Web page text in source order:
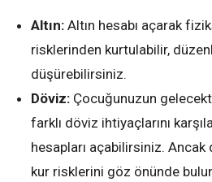
Altın: Altın hesabı açarak
risklerinden kurtulabilir,
düşürebilirsiniz.
Döviz: Çocuğunuzun
farklı döviz ihtiyaçlarını
hesapları açabilirsiniz. Ancak
kur risklerini göz önünde